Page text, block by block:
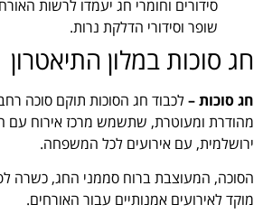
סידורים וחומרי חג יעמדו לרשות
שופר וסידורי הדלקת נרות.
חג סוכות במלון התיאטרון
חג סוכות –לכבוד חג הסוכות תוקם סוכה
מהודרת ומעוטרת, שתשמש מרכז אירוח עם
ירושלמית, עם אירועים לכל המשפחה.
הסוכה, המעוצבת ברוח סממני החג, כשרה
מוקד לאירועים אמנותיים עבור האורחים.